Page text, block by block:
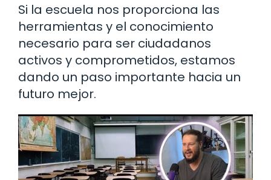
Si la escuela nos proporciona las
herramientas y el conocimiento
necesario para ser ciudadanos
activos y comprometidos, estamos
dando un paso importante hacia un
futuro mejor.